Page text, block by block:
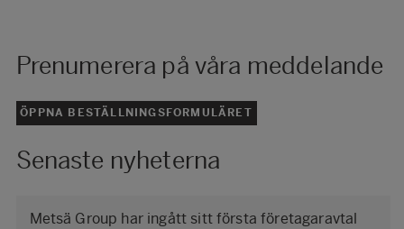
Prenumerera på våra meddelande
ÖPPNA BESTÄLLNINGSFORMULÄRET
Senaste nyheterna
Metsä Group har ingått sitt första företagaravtal